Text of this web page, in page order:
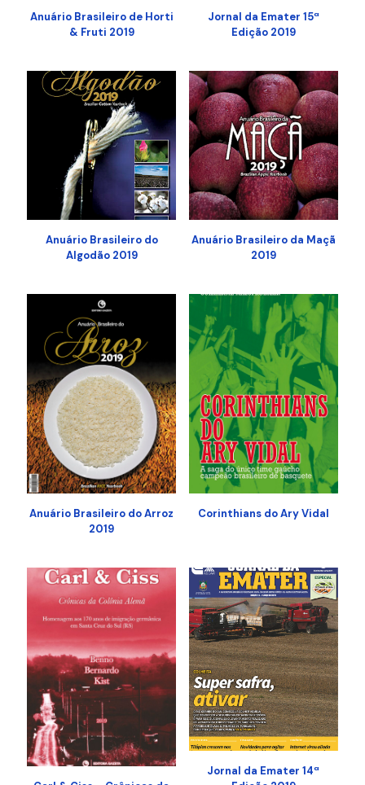
Anuário Brasileiro de Horti
& Fruti 2019
Jornal da Emater 15ª
Edição 2019
Anuário Brasileiro do
Algodão 2019
Anuário Brasileiro da Maçã
2019
Anuário Brasileiro do Arroz
2019
Corinthians do Ary Vidal
Jornal da Emater 14ª